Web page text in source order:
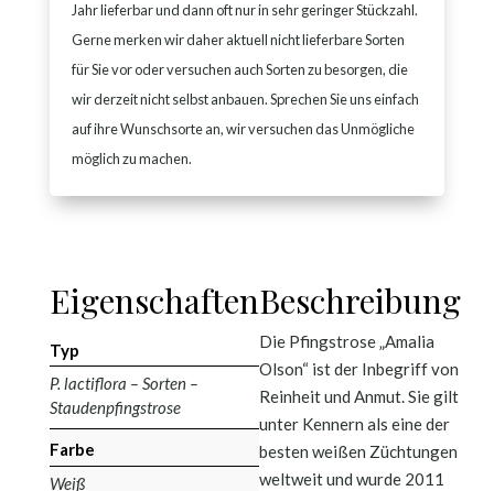
Jahr lieferbar und dann oft nur in sehr geringer Stückzahl.
Gerne merken wir daher aktuell nicht lieferbare Sorten
für Sie vor oder versuchen auch Sorten zu besorgen, die
wir derzeit nicht selbst anbauen. Sprechen Sie uns einfach
auf ihre Wunschsorte an, wir versuchen das Unmögliche
möglich zu machen.
Eigenschaften
Typ
P. lactiflora – Sorten –
Staudenpfingstrose
Farbe
Weiß
Beschreibung
Die Pfingstrose „Amalia
Olson“ ist der Inbegriff von
Reinheit und Anmut. Sie gilt
unter Kennern als eine der
besten weißen Züchtungen
weltweit und wurde 2011